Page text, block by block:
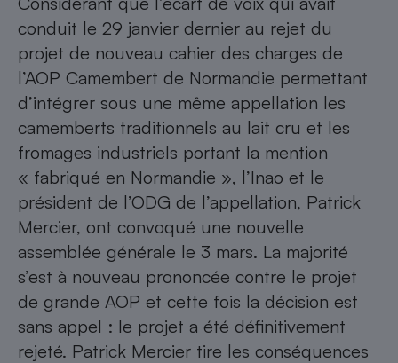
conduit le 29 janvier dernier au rejet du
projet de nouveau cahier des charges de
l’AOP Camembert de Normandie permettant
d’intégrer sous une même appellation les
camemberts traditionnels au lait cru et les
fromages industriels portant la mention
« fabriqué en Normandie », l’Inao et le
président de l’ODG de l’appellation, Patrick
Mercier, ont convoqué une nouvelle
assemblée générale le 3 mars. La majorité
s’est à nouveau prononcée contre le projet
de grande AOP et cette fois la décision est
sans appel : le projet a été définitivement
rejeté. Patrick Mercier tire les conséquences
Complément
alimentaire
bouteille
Assurance emprunteur
Banque
Petit électroménager -
Lave-linge
Téléviseur
Matelas
Radiateur électrique
Mutuelle
Antimoustique